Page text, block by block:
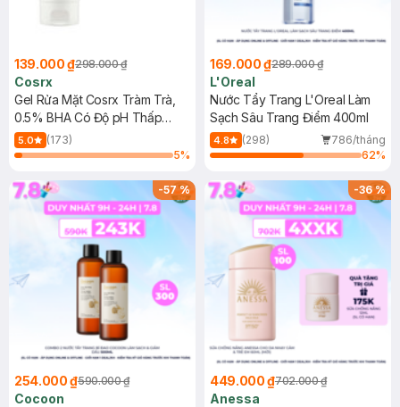
139.000 ₫298.000 ₫
Cosrx
Gel Rửa Mặt Cosrx Tràm Trà,
0.5% BHA Có Độ pH Thấp
150ml
5.0
(173)
5%
169.000 ₫289.000 ₫
L'Oreal
Nước Tẩy Trang L'Oreal Làm
Sạch Sâu Trang Điểm 400ml
4.8 (298)
786/tháng
62%
-57%
254.000 ₫590.000 ₫
Cocoon
-36%
449.000 ₫702.000 ₫
Anessa